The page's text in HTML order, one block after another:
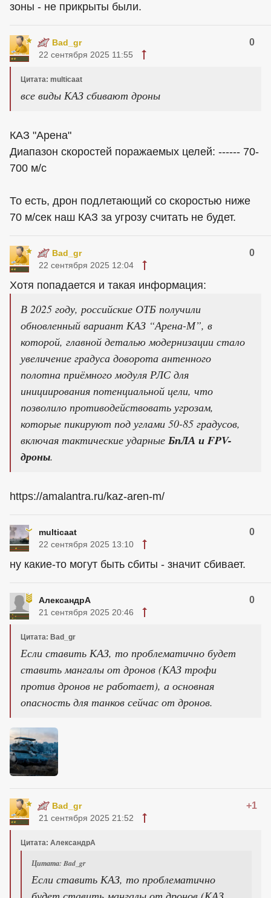
зоны - не прикрыты были.
Bad_gr 0
22 сентября 2025 11:55
Цитата: multicaat
все виды КАЗ сбивают дроны
КАЗ "Арена"
Диапазон скоростей поражаемых целей: ------ 70-
700 м/с
То есть, дрон подлетающий со скоростью ниже
70 м/сек наш КАЗ за угрозу считать не будет.
Bad_gr 0
22 сентября 2025 12:04
Хотя попадается и такая информация:
В 2025 году, российские ОТБ получили
обновленный вариант КАЗ “Арена-М”, в
которой, главной деталью модернизации стало
увеличение градуса доворота антенного
полотна приёмного модуля РЛС для
инициирования потенциальной цели, что
позволило противодействовать угрозам,
которые пикируют под углами 50-85 градусов,
включая тактические ударные БпЛА и FPV-
дроны.
https://amalantra.ru/kaz-aren-m/
multicaat 0
22 сентября 2025 13:10
ну какие-то могут быть сбиты - значит сбивает.
АлександрА 0
21 сентября 2025 20:46
Цитата: Bad_gr
Если ставить КАЗ, то проблематично будет
ставить мангалы от дронов (КАЗ трофи
против дронов не работает), а основная
опасность для танков сейчас от дронов.
Bad_gr +1
21 сентября 2025 21:52
Цитата: АлександрА
Цитата: Bad_gr
Если ставить КАЗ, то проблематично